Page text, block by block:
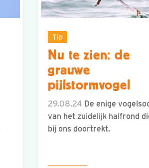
Tip
Nu te zien: de
grauwe
pijlstormvogel
29.08.24 De enige
van het zuidelijk halfrond
bij ons doortrekt.